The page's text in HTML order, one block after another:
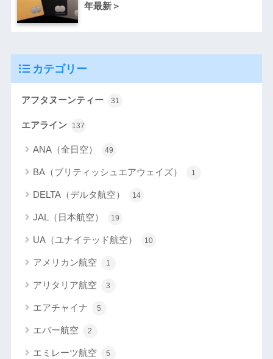
年最新＞
カテゴリー
アフタヌーンティー 31
エアライン 137
ANA（全日空） 49
BA（ブリティッシュエアウェイズ） 1
DELTA（デルタ航空） 14
JAL（日本航空） 19
UA（ユナイテッド航空） 10
アメリカン航空 1
アリタリア航空 3
エアチャイナ 5
エバー航空 2
エミレーツ航空 5